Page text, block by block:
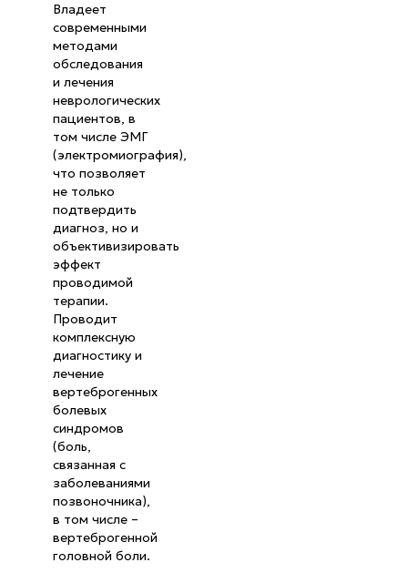
Владеет
современными
методами
обследования
и лечения
неврологических
пациентов, в
том числе ЭМГ
(электромиография),
что позволяет
не только
подтвердить
диагноз, но и
объективизировать
эффект
проводимой
терапии.
Проводит
комплексную
диагностику и
лечение
вертеброгенных
болевых
синдромов
(боль,
связанная с
заболеваниями
позвоночника),
в том числе –
вертеброгенной
головной боли.